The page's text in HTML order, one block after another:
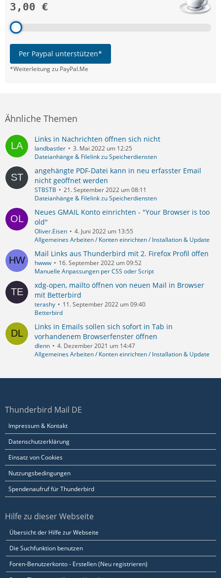
3,00 €
Per Paypal unterstützen*
*Weiterleitung zu PayPal.Me
Ähnliche Themen
Links in Nachrichten öffnen sich nicht
landbastler
3. Mai 2022 um 12:25
Dateianhänge & Filelink zu Speicherdiensten
angehängte PDF-Datei kann in neu erfasster Email
nicht geöffnet werden
STBSTB
21. September 2022 um 08:11
Dateianhänge & Filelink zu Speicherdiensten
Neues GMAIL Konto einrichten - "Your Browser is too
old"
Oliver.Eisen
4. Juni 2022 um 13:55
Allgemeines Arbeiten / Konten einrichten / Installation & Update
Mail Links aus Thunderbird mit 2. Firefox Profil öffen
hwww
16. September 2022 um 09:52
Manuelle Anpassungen per CSS oder Script
xdg-open, mailto öffnen von neuen Mail in Browser
mit Betterbird
terashy
11. September 2022 um 09:40
Betterbird
Links in Emails sollen sich sofort in Tab in
vorhandenem Browserfenster öffnen
dlenn
4. Dezember 2021 um 14:47
Allgemeines Arbeiten / Konten einrichten / Installation & Update
Thunderbird Mail DE
Impressum & Kontakt
Datenschutzerklärung
Einsatz von Cookies
Nutzungsbedingungen
Spendenaufruf für Thunderbird
Hilfe zu dieser Webseite
Übersicht der Hilfe zur Webseite
Die Suchfunktion benutzen
Foren-Benutzerkonto - Erstellen (Neu registrieren)